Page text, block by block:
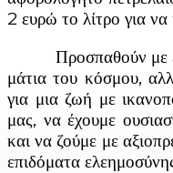
2 ευρώ το λίτρο για να
Προσπαθούν με
μάτια του κόσμου,
για μια ζωή με
μας, να έχουμε
και να ζούμε με
επιδόματα